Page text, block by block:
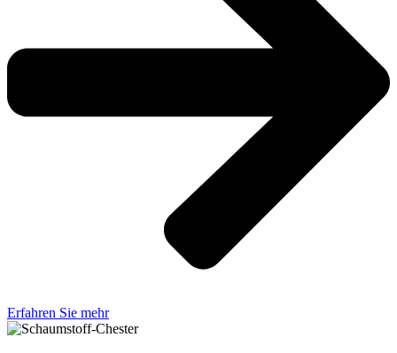
Erfahren Sie mehr